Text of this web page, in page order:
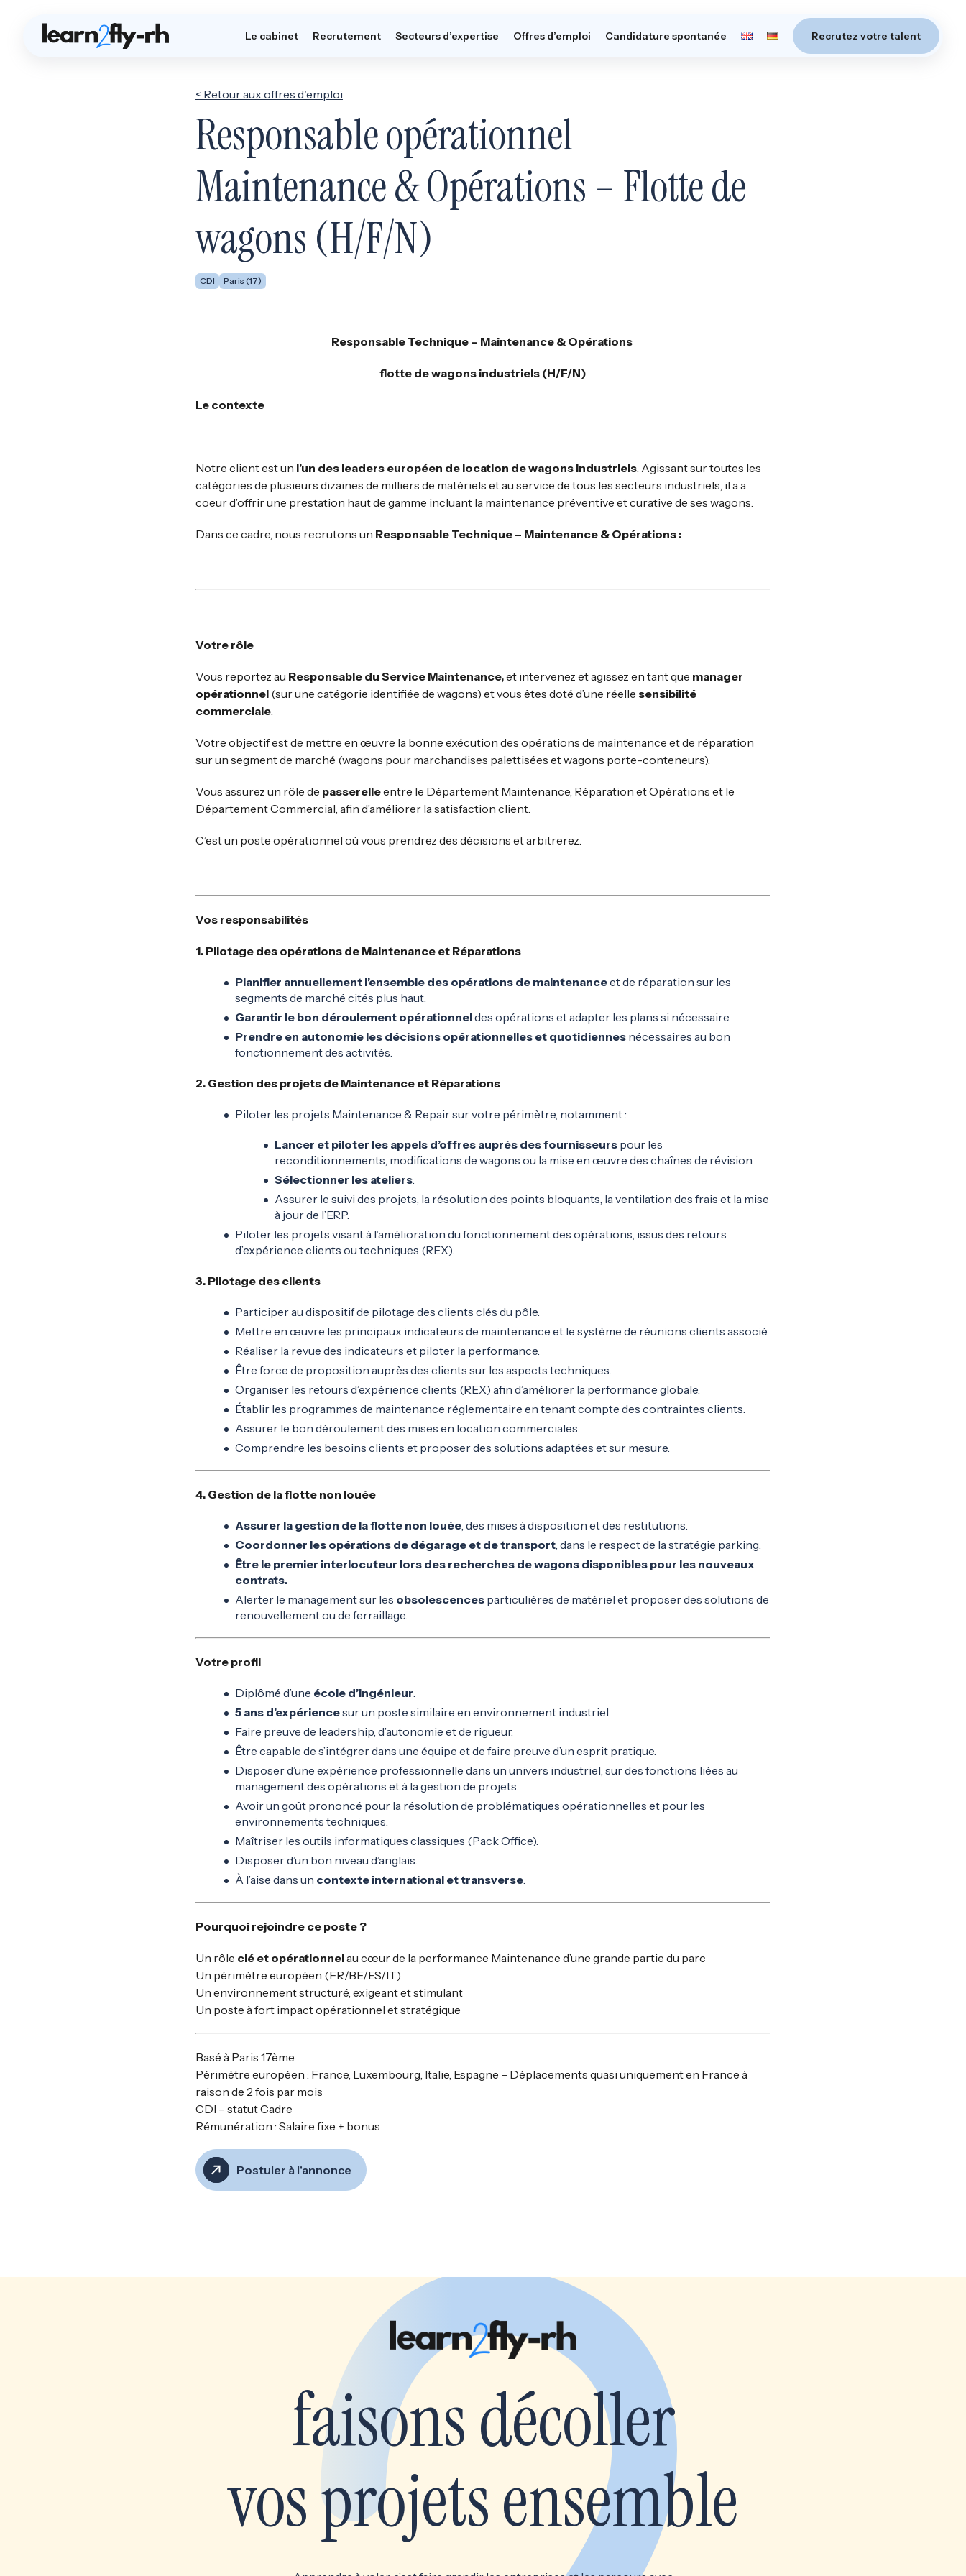
Le cabinet Recrutement Secteurs d’expertise Offres d’emploi Candidature spontanée Recrutez votre talent
< Retour aux offres d'emploi
Responsable opérationnel
Maintenance & Opérations – Flotte de
wagons (H/F/N)
CDI Paris (17)
Responsable Technique – Maintenance & Opérations
flotte de wagons industriels (H/F/N)
Le contexte
Notre client est un l’un des leaders européen de location de wagons industriels. Agissant sur toutes les
catégories de plusieurs dizaines de milliers de matériels et au service de tous les secteurs industriels, il a a
coeur d’offrir une prestation haut de gamme incluant la maintenance préventive et curative de ses wagons.
Dans ce cadre, nous recrutons un Responsable Technique – Maintenance & Opérations :
Votre rôle
Vous reportez au Responsable du Service Maintenance,et intervenez et agissez en tant que manager
opérationnel (sur une catégorie identifiée de wagons) et vous êtes doté d’une réelle sensibilité
commerciale.
Votre objectif est de mettre en œuvre la bonne exécution des opérations de maintenance et de réparation
sur un segment de marché (wagons pour marchandises palettisées et wagons porte-conteneurs).
Vous assurez un rôle de passerelleentre le Département Maintenance, Réparation et Opérations et le
Département Commercial, afin d’améliorer la satisfaction client.
C’est un poste opérationnel où vous prendrez des décisions et arbitrerez.
Vos responsabilités
1. Pilotage des opérations de Maintenance et Réparations
Planifier annuellement l’ensemble des opérations de maintenanceet de réparation sur les
segments de marché cités plus haut.
Garantir le bon déroulement opérationneldes opérations et adapter les plans si nécessaire.
Prendre en autonomie les décisions opérationnelles et quotidiennes nécessaires au bon
fonctionnement des activités.
2. Gestion des projets de Maintenance et Réparations
Piloter les projets Maintenance & Repair sur votre périmètre, notamment :
Lancer et piloter les appels d’offres auprès des fournisseurs pour les
reconditionnements, modifications de wagons ou la mise en œuvre des chaînes de révision.
Sélectionner les ateliers.
Assurer le suivi des projets, la résolution des points bloquants, la ventilation des frais et la mise
à jour de l’ERP.
Piloter les projets visant à l’amélioration du fonctionnement des opérations, issus des retours
d’expérience clients ou techniques (REX).
3. Pilotage des clients
Participer au dispositif de pilotage des clients clés du pôle.
Mettre en œuvre les principaux indicateurs de maintenance et le système de réunions clients associé.
Réaliser la revue des indicateurs et piloter la performance.
Être force de proposition auprès des clients sur les aspects techniques.
Organiser les retours d’expérience clients (REX) afin d’améliorer la performance globale.
Établir les programmes de maintenance réglementaire en tenant compte des contraintes clients.
Assurer le bon déroulement des mises en location commerciales.
Comprendre les besoins clients et proposer des solutions adaptées et sur mesure.
4. Gestion de la flotte non louée
Assurer la gestion de la flotte non louée, des mises à disposition et des restitutions.
Coordonner les opérations de dégarage et de transport, dans le respect de la stratégie parking.
Être le premier interlocuteur lors des recherches de wagons disponibles pour les nouveaux
contrats.
Alerter le management sur les obsolescences particulières de matériel et proposer des solutions de
renouvellement ou de ferraillage.
Votre profil
Diplômé d’une école d’ingénieur.
5 ans d’expériencesur un poste similaire en environnement industriel.
Faire preuve de leadership, d’autonomie et de rigueur.
Être capable de s’intégrer dans une équipe et de faire preuve d’un esprit pratique.
Disposer d’une expérience professionnelle dans un univers industriel, sur des fonctions liées au
management des opérations et à la gestion de projets.
Avoir un goût prononcé pour la résolution de problématiques opérationnelles et pour les
environnements techniques.
Maîtriser les outils informatiques classiques (Pack Office).
Disposer d’un bon niveau d’anglais.
À l’aise dans un contexte international et transverse.
Pourquoi rejoindre ce poste ?
Un rôle clé et opérationnelau cœur de la performance Maintenance d’une grande partie du parc
Un périmètre européen (FR/BE/ES/IT)
Un environnement structuré, exigeant et stimulant
Un poste à fort impact opérationnel et stratégique
Basé à Paris 17ème
Périmètre européen : France, Luxembourg, Italie, Espagne – Déplacements quasi uniquement en France à
raison de 2 fois par mois
CDI – statut Cadre
Rémunération : Salaire fixe + bonus
Postuler à l'annonce
faisons décoller
vos projets ensemble